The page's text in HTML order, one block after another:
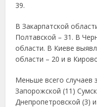
39.
В Закарпатской
Полтавской – 31. В
области. В Киеве
области – 20 и в
Меньше всего случаев
Запорожской (11)
Днепропетровской (3)